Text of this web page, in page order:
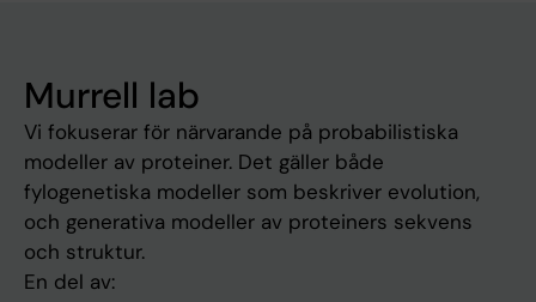
Murrell lab
Vi fokuserar för närvarande på probabilistiska
modeller av proteiner. Det gäller både
fylogenetiska modeller som beskriver evolution,
och generativa modeller av proteiners sekvens
och struktur.
En del av: